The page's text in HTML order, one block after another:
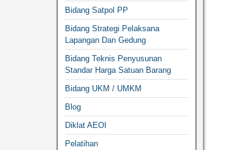
Bidang Satpol PP
Bidang Strategi Pelaksana
Lapangan Dan Gedung
Bidang Teknis Penyusunan
Standar Harga Satuan Barang
Bidang UKM / UMKM
Blog
Diklat AEOI
Pelatihan